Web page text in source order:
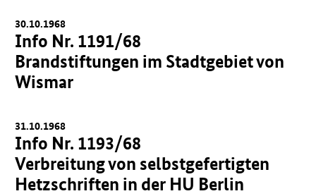
30.10.1968
Info Nr. 1191/68
Brandstiftungen im Stadtgebiet von
Wismar
31.10.1968
Info Nr. 1193/68
Verbreitung von selbstgefertigten
Hetzschriften in der HU Berlin